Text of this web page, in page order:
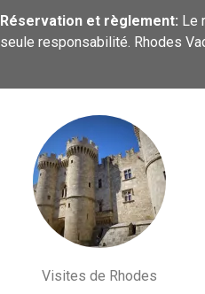
Réservation et règlement: Le
seule responsabilité. Rhodes
Visites de Rhodes